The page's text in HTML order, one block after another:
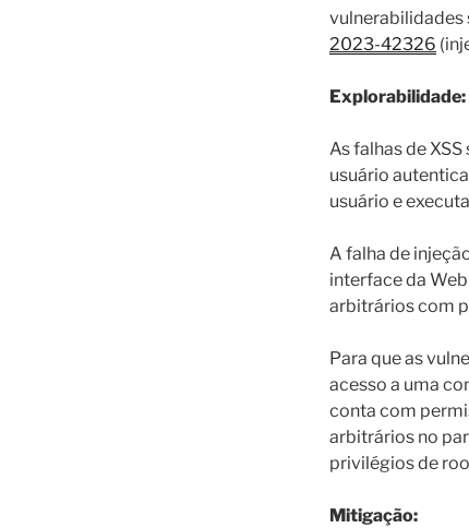
vulnerabilidades
2023-42326
Explorabilidade:
As falhas de
usuário
usuário e
A falha de
interface da
arbitrários com
Para que as
acesso a uma
conta com
arbitrários no
privilégios de
Mitigação: